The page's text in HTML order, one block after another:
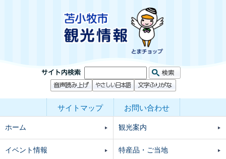
サイトマップ お問い合わせ
ホーム 観光案内
イベント情報 特産品・ご当地